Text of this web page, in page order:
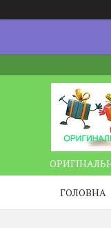
ГОЛОВНА